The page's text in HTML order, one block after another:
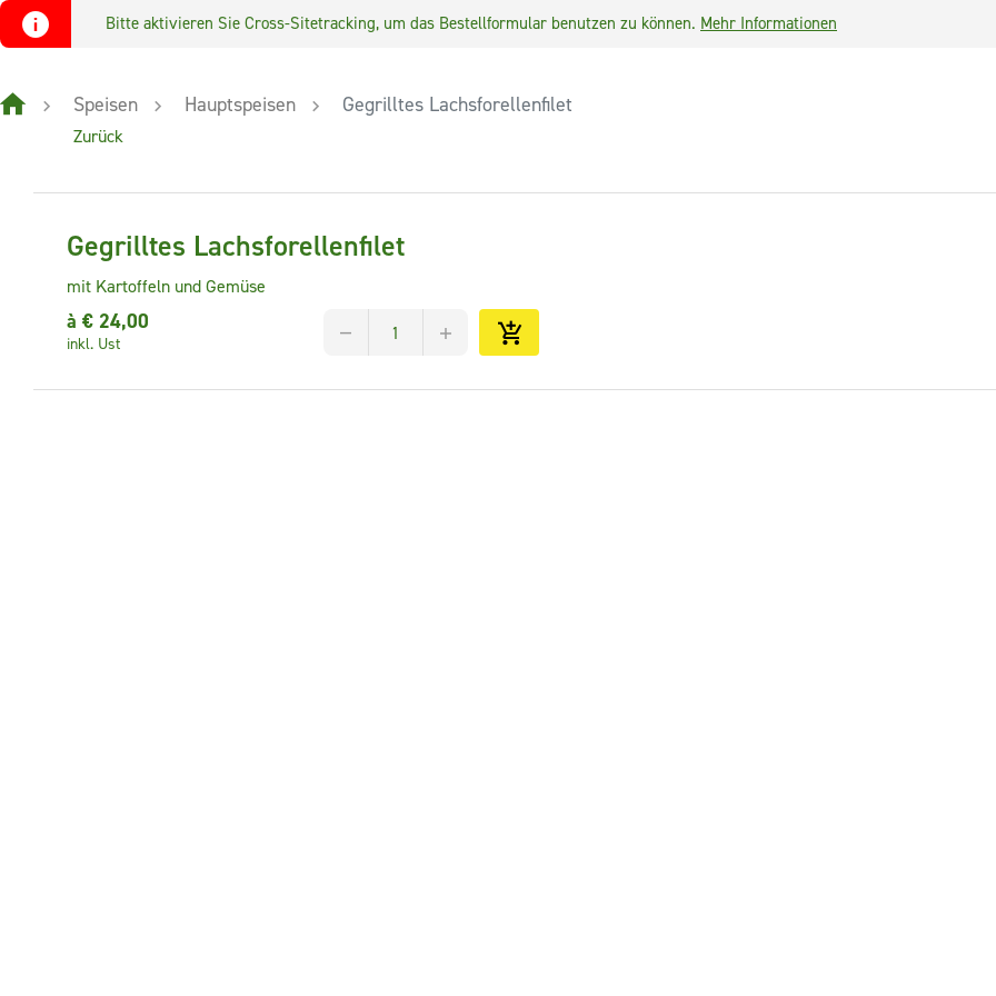
Bitte aktivieren Sie Cross-Sitetracking, um das Bestellformular benutzen zu können. Mehr Informationen
Speisen Hauptspeisen Gegrilltes Lachsforellenfilet
Zurück
Gegrilltes Lachsforellenfilet
mit Kartoffeln und Gemüse
à € 24,00
inkl. Ust